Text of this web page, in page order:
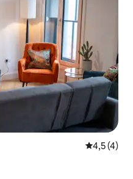
4,5 (4)